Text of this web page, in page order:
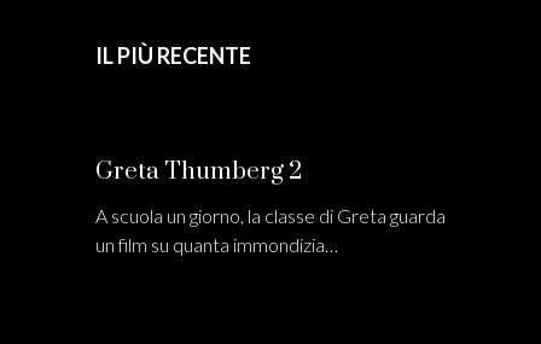
IL PIÙ RECENTE
Greta Thumberg 2
A scuola un giorno, la classe di Greta guarda
un film su quanta immondizia…